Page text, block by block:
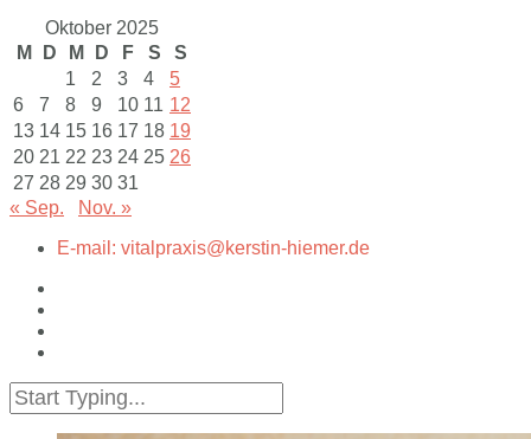
Oktober 2025
M
D M D F S
S
1
2 3 4
5
6
7 8 9 10 11 12
13 14 15 16 17 18 19
20 21 22 23 24 25 26
27 28 29 30 31
« Sep.
Nov. »
E-mail: vitalpraxis@kerstin-hiemer.de